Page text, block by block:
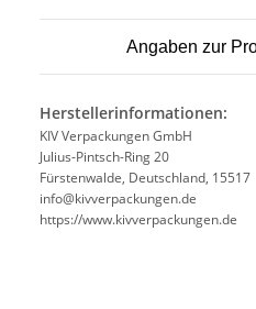
Angaben zur
Herstellerinformationen:
KIV Verpackungen GmbH
Julius-Pintsch-Ring 20
Fürstenwalde, Deutschland, 15517
info@kivverpackungen.de
https://www.kivverpackungen.de